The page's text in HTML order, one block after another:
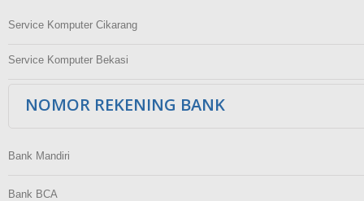
Service Komputer Cikarang
Service Komputer Bekasi
NOMOR REKENING BANK
Bank Mandiri
Bank BCA